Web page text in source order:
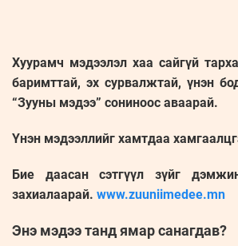
Хуурамч мэдээлэл хаа сайгүй
баримттай, эх сурвалжтай, үнэн
“Зууны мэдээ” сониноос аваарай.
Үнэн мэдээллийг хамтдаа
Бие даасан сэтгүүл зүйг
захиалаарай. www.zuuniimedee.mn
Энэ мэдээ танд ямар санагдав?